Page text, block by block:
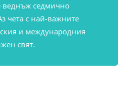
веднъж седмично
чета с най-важните
и международния
свят.